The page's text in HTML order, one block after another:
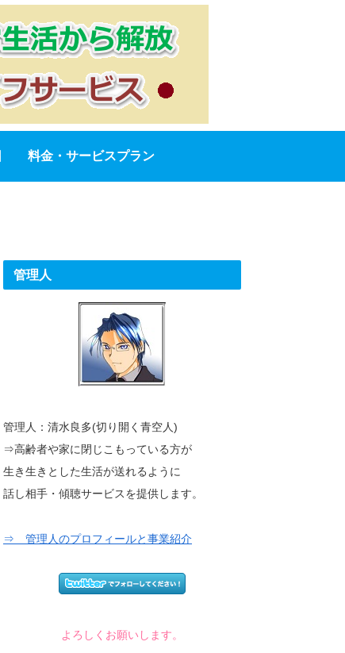
料金・サービスプラン
管理人
管理人：清水良多(切り開く青空人)
⇒高齢者や家に閉じこもっている方が
生き生きとした生活が送れるように
話し相手・傾聴サービスを提供します。
⇒ 管理人のプロフィールと事業紹介
よろしくお願いします。